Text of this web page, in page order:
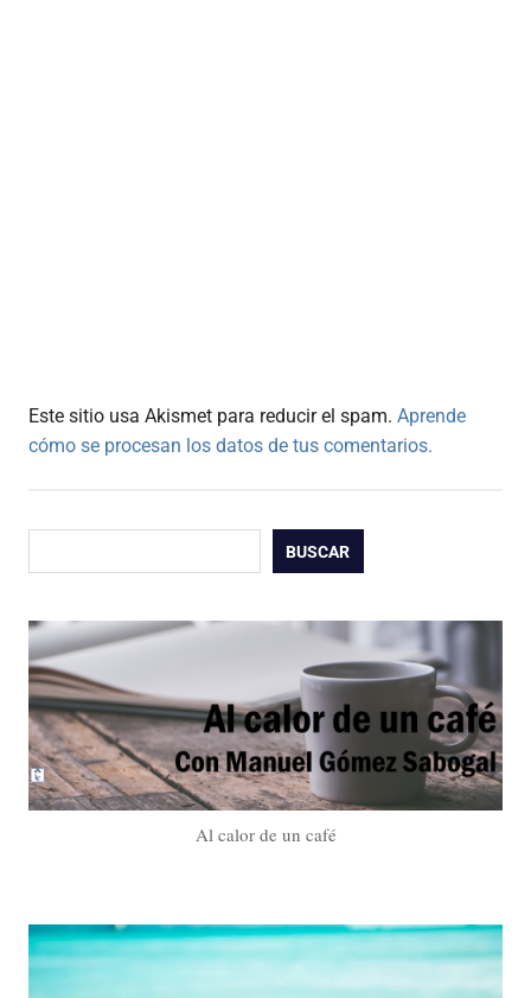
Este sitio usa Akismet para reducir el spam. Aprende
cómo se procesan los datos de tus comentarios.
BUSCAR
Al calor de un café